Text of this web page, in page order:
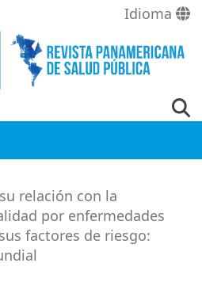
Idioma
relación con la
por enfermedades
factores de riesgo: